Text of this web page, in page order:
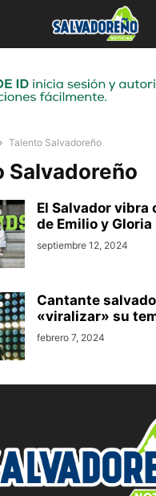
Talento Salvadoreño
Salvadoreño
El Salvador vibra
de Emilio y
septiembre 12, 2024
Cantante
«viralizar» su
febrero 7, 2024